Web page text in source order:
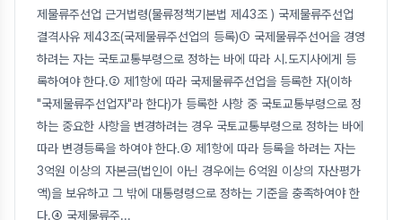
제물류주선업 근거법령(물류정책기본법 제43조 ) 국제물류주선업
결격사유 제43조(국제물류주선업의 등록)① 국제물류주선어을 경영
하려는 자는 국토교통부령으로 정하는 바에 따라 시.도지사에게 등
록하여야 한다.② 제1항에 따라 국제물류주선업을 등록한 자(이하
"국제물류주선업자"라 한다)가 등록한 사항 중 국토교통부령으로 정
하는 중요한 사항을 변경하려는 경우 국토교통부령으로 정하는 바에
따라 변경등록을 하여야 한다.③ 제1항에 따라 등록을 하려는 자는
3억원 이상의 자본금(법인이 아닌 경우에는 6억원 이상의 자산평가
액)을 보유하고 그 밖에 대통령령으로 정하는 기준을 충족하여야 한
다.④ 국제물류주...